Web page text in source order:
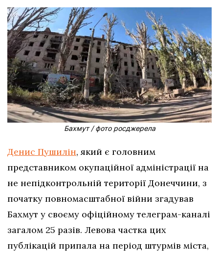
Бахмут / фото росджерела
Денис Пушилін, який є головним
представником окупаційної адміністрації на
не непідконтрольній території Донеччини, з
початку повномасштабної війни згадував
Бахмут у своєму офіційному телеграм-каналі
загалом 25 разів. Левова частка цих
публікацій припала на період штурмів міста,